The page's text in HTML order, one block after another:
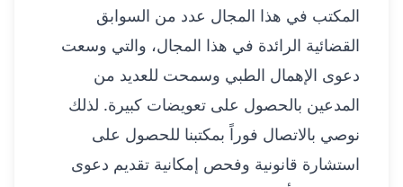
المكتب في هذا المجال عدد من السوابق
القضائية الرائدة في هذا المجال، والتي وسعت
دعوى الإهمال الطبي وسمحت للعديد من
المدعين بالحصول على تعويضات كبيرة. لذلك
نوصي بالاتصال فوراً بمكتبنا للحصول على
استشارة قانونية وفحص إمكانية تقديم دعوى